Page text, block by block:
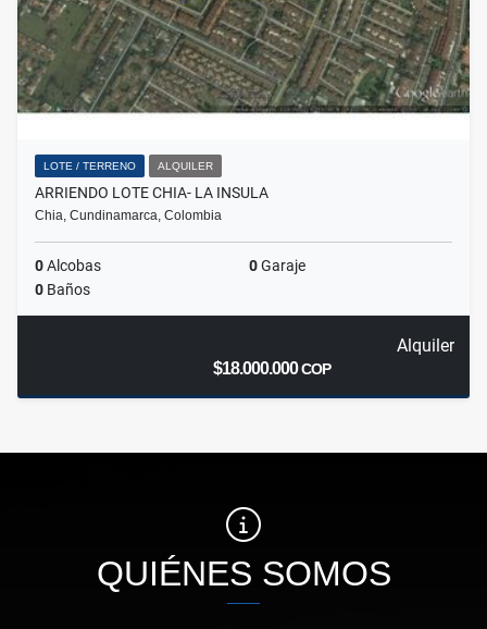
LOTE / TERRENO ALQUILER
ARRIENDO LOTE CHIA- LA INSULA
Chia, Cundinamarca, Colombia
0Alcobas 0Garaje
0 Baños
Alquiler
$18.000.000COP
QUIÉNES SOMOS